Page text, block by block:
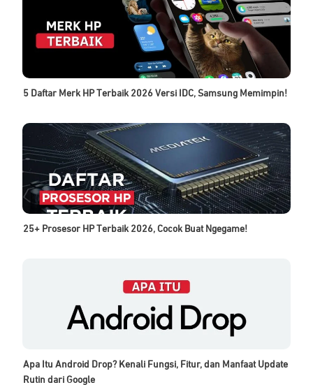
5 Daftar Merk HP Terbaik 2026 Versi IDC, Samsung Memimpin!
25+ Prosesor HP Terbaik 2026, Cocok Buat Ngegame!
Apa Itu Android Drop? Kenali Fungsi, Fitur, dan Manfaat Update
Rutin dari Google